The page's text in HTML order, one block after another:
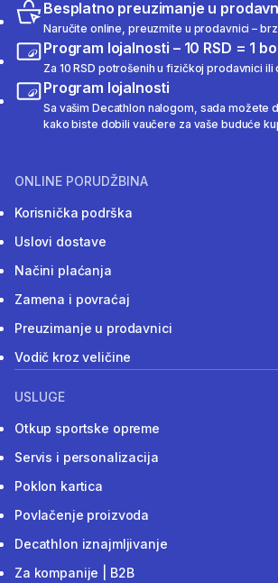
Besplatno preuzimanje u
Naručite online, preuzmite u prodavnici –
Program lojalnosti – 10 RSD = 1
Za 10 RSD potrošenih u fizičkoj prodavnici ili
Program lojalnosti
Sa vašim Decathlon nalogom, sada možete
kako biste dobili vaučere za vaše buduće
ONLINE PORUDŽBINA
Korisnička podrška
Uslovi dostave
Načini plaćanja
Zamena i povraćaj
Preuzimanje u prodavnici
Vodič kroz veličine
USLUGE
Otkup sportske opreme
Servis i personalizacija
Poklon kartica
Povlačenje proizvoda
Decathlon iznajmljivanje
Za kompanije | B2B